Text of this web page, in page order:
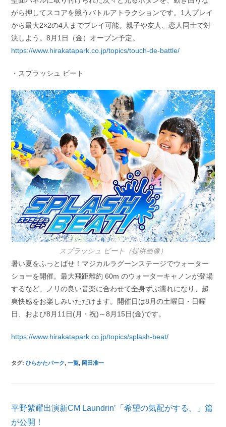
がら押してスコアを競うバトルアトラクションです。1人プレイ
から最大2×2の4人までプレイ可能。親子や友人、恋人同士で対
決しよう。8月1日（金）オープン予定。
https://www.hirakatapark.co.jp/topics/touch-de-battle/
・スプラッシュ ビート
スプラッシュ ビート（提供画像）
暑い夏をふっとばせ！マジカルラグーンステージでウォーター
ショーを開催。最大飛距離約 60m のウォーターキャノンが登場
するなど、ノリの良い音楽に合わせて全身ずぶ濡れになり、超
爽快感をお楽しみいただけます。開催日は8月の土曜日・日曜
日、および8月11日(月・祝)～8月15日(金)です。
https://www.hirakatapark.co.jp/topics/splash-beat/
タグ:ひらかたパーク, 一覧, 岡田准一
そ
の
他
平野紫耀出演新CM Laundrin’「希望の気配がする。」篇
が公開！